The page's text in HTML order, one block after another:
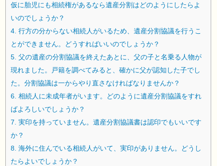
仮に胎児にも相続権があるなら遺産分割はどのようにしたらよ
いのでしょうか？
4. 行方の分からない相続人がいるため、遺産分割協議を行うこ
とができません。どうすればいいのでしょうか？
5. 父の遺産の分割協議を終えたあとに、父の子と名乗る人物が
現れました。戸籍を調べてみると、確かに父が認知した子でし
た。分割協議は一からやり直さなければなりませんか？
6. 相続人に未成年者がいます。どのように遺産分割協議をすれ
ばよろしいでしょうか？
7. 実印を持っていません。遺産分割協議書は認印でもいいです
か？
8. 海外に住んでいる相続人がいて、実印がありません。どうし
たらよいでしょうか？